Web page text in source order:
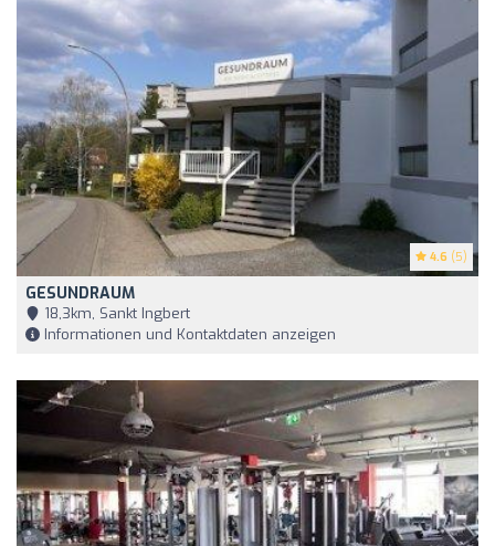
4.6 (5)
GESUNDRAUM
18,3km, Sankt Ingbert
Informationen und Kontaktdaten anzeigen